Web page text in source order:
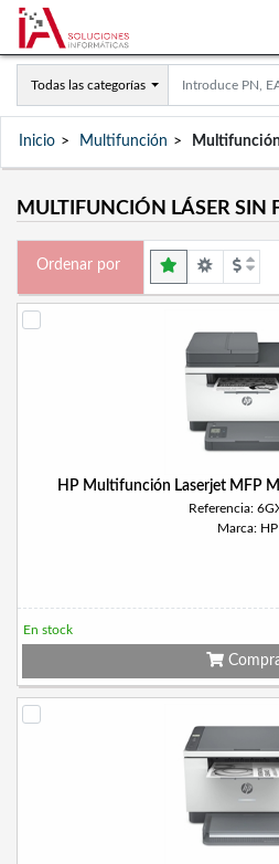
Todas las categorías
Inicio Multifunción
MULTIFUNCIÓN LÁSER SIN
Ordenar por
HP Multifunción Laserjet MFP
Referencia:
Marca: HP
En stock